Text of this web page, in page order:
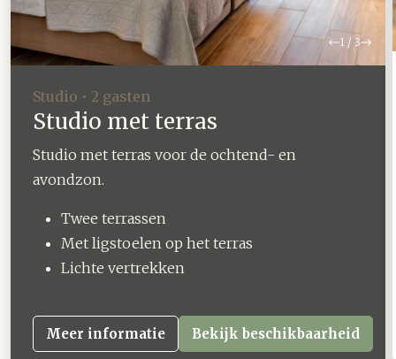
Vorige
1 / 3
Studio • 2 gasten
Studio met terras
Studio met terras voor de ochtend- en
avondzon.
Twee terrassen
Met ligstoelen op het terras
Lichte vertrekken
Meer informatie Bekijk beschikbaarheid